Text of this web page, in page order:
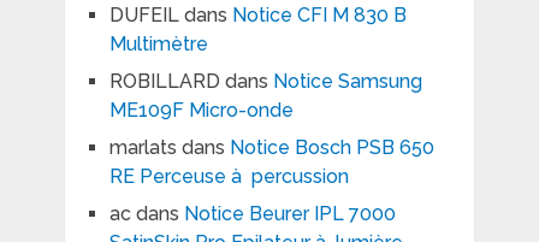
DUFEILdans Notice CFI M 830 B
Multimètre
ROBILLARD dans Notice Samsung
ME109F Micro-onde
marlats dans Notice Bosch PSB 650
RE Perceuse à percussion
acdans Notice Beurer IPL 7000